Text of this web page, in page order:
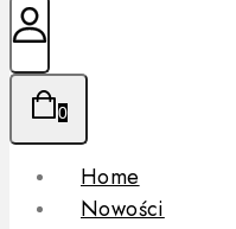
0
Home
Nowości